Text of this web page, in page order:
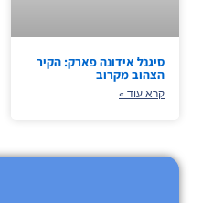
סיגנל אידונה פארק: הקיר
הצהוב מקרוב
קרא עוד »